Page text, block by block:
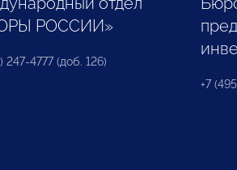
РОССИИ»
247-4777 (доб. 126)
+7